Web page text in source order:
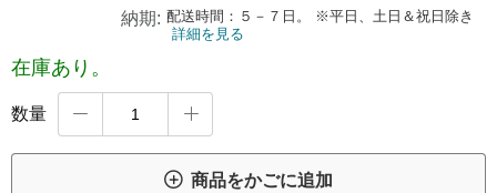
納期: 配送時間：５－７日。 ※平日、土日＆祝日除き
詳細を見る
在庫あり。
数量  
 商品をかごに追加